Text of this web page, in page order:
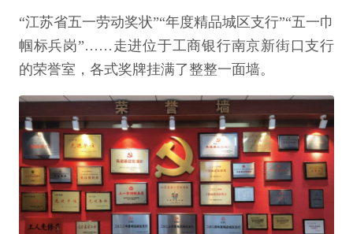
“江苏省五一劳动奖状”“年度精品城区支行”“五一巾
帼标兵岗”……走进位于工商银行南京新街口支行
的荣誉室，各式奖牌挂满了整整一面墙。